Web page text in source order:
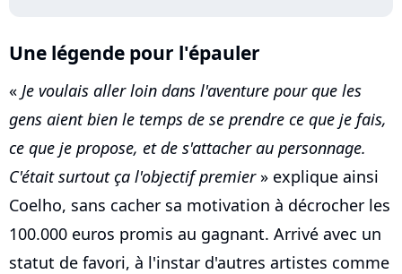
Une légende pour l'épauler
« Je voulais aller loin dans l'aventure pour que les
gens aient bien le temps de se prendre ce que je fais,
ce que je propose, et de s'attacher au personnage.
C'était surtout ça l'objectif premier» explique ainsi
Coelho, sans cacher sa motivation à décrocher les
100.000 euros promis au gagnant. Arrivé avec un
statut de favori, à l'instar d'autres artistes comme